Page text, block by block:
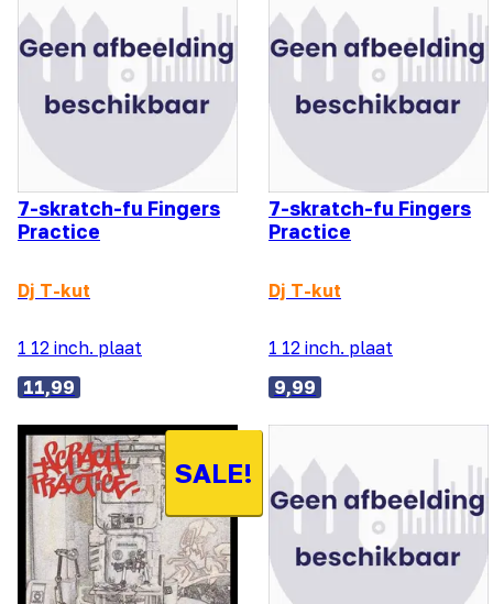
7-skratch-fu Fingers
Practice
Dj T-kut
1 12 inch. plaat
11,99
7-skratch-fu Fingers
Practice
Dj T-kut
1 12 inch. plaat
9,99
SALE!